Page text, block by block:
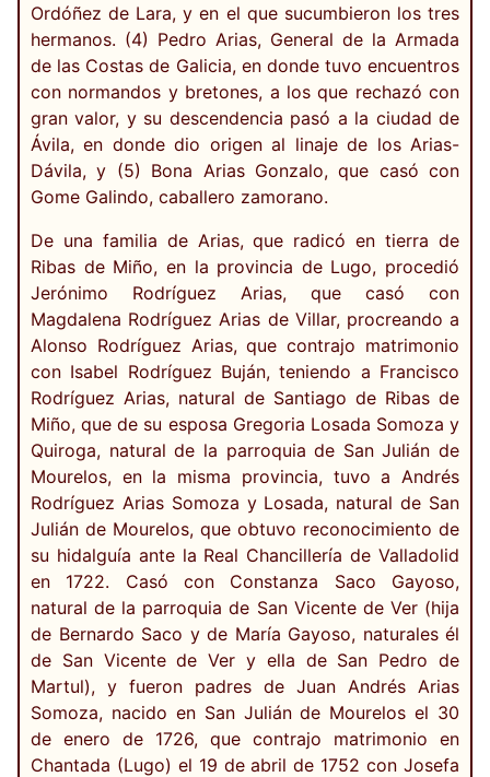
Ordóñez de Lara, y en el que sucumbieron los tres
hermanos. (4) Pedro Arias, General de la Armada
de las Costas de Galicia, en donde tuvo encuentros
con normandos y bretones, a los que rechazó con
gran valor, y su descendencia pasó a la ciudad de
Ávila, en donde dio origen al linaje de los Arias-
Dávila, y (5) Bona Arias Gonzalo, que casó con
Gome Galindo, caballero zamorano.
De una familia de Arias, que radicó en tierra de
Ribas de Miño, en la provincia de Lugo, procedió
Jerónimo Rodríguez Arias, que casó con
Magdalena Rodríguez Arias de Villar, procreando a
Alonso Rodríguez Arias, que contrajo matrimonio
con Isabel Rodríguez Buján, teniendo a Francisco
Rodríguez Arias, natural de Santiago de Ribas de
Miño, que de su esposa Gregoria Losada Somoza y
Quiroga, natural de la parroquia de San Julián de
Mourelos, en la misma provincia, tuvo a Andrés
Rodríguez Arias Somoza y Losada, natural de San
Julián de Mourelos, que obtuvo reconocimiento de
su hidalguía ante la Real Chancillería de Valladolid
en 1722. Casó con Constanza Saco Gayoso,
natural de la parroquia de San Vicente de Ver (hija
de Bernardo Saco y de María Gayoso, naturales él
de San Vicente de Ver y ella de San Pedro de
Martul), y fueron padres de Juan Andrés Arias
Somoza, nacido en San Julián de Mourelos el 30
de enero de 1726, que contrajo matrimonio en
Chantada (Lugo) el 19 de abril de 1752 con Josefa